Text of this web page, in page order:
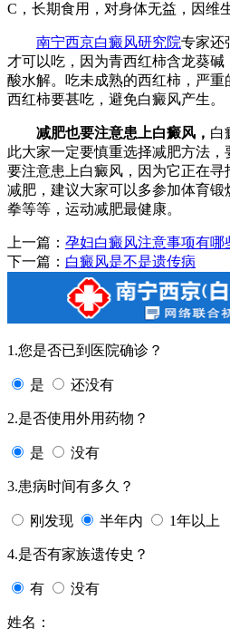
C，长期食用，对身体无益，因维
南宁西京白癜风研究院专家还
才可以吃，因为青西红柿含龙葵
酸水解。吃未成熟的西红柿，严
西红柿要甚吃，避免白癜风产生。
减肥也要注意患上白癜风， 白
此大家一定要慎重选择减肥方法
要注意患上白癜风，因为它正在
减肥，建议大家可以多参加体育
拳等等，运动减肥最健康。
上一篇： 孕妇白癜风注意事项有哪
下一篇： 白癜风是不是遗传病
1.您是否已到医院确诊？
是 还没有
2.是否使用外用药物？
是 没有
3.患病时间有多久？
刚发现 半年内 1年以上
4.是否有家族遗传史？
有 没有
姓名：